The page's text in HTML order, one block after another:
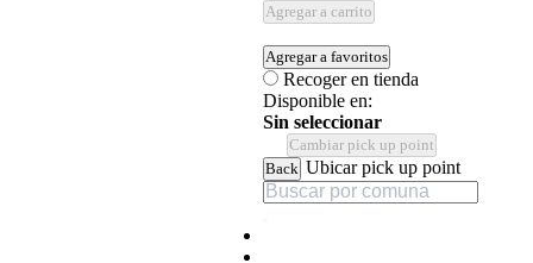
Agregar a carrito
Agregar a favoritos
Recoger en tienda
Disponible en:
Sin seleccionar
Cambiar pick up point
Back Ubicar pick up point